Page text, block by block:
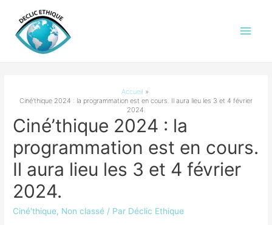
Accueil
Ciné’thique 2024 : la programmation est en cours. Il aura lieu les 3 et 4 février
2024.
Ciné’thique 2024 : la
programmation est en cours.
Il aura lieu les 3 et 4 février
2024.
Ciné'thique, Non classé / Par Déclic Ethique